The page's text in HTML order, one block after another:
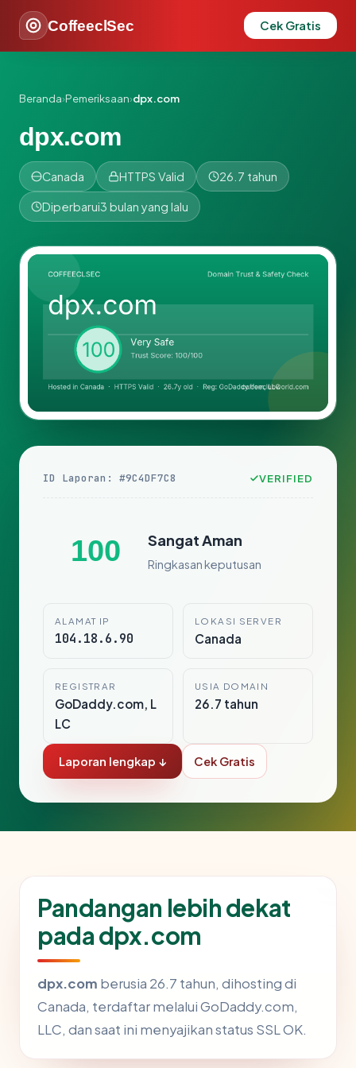
CoffeeclSec Cek Gratis
Beranda›Pemeriksaan›dpx.com
dpx.com
Canada HTTPS Valid 26.7 tahun
Diperbarui3 bulan yang lalu
ID Laporan: #9C4DF7C8 VERIFIED
100 Sangat Aman
Ringkasan keputusan
ALAMAT IP
104.18.6.90
LOKASI SERVER
Canada
REGISTRAR
GoDaddy.com, L
LC
USIA DOMAIN
26.7 tahun
Laporan lengkap ↓ Cek Gratis
Pandangan lebih dekat
pada dpx.com
dpx.com berusia 26.7 tahun, dihosting di
Canada, terdaftar melalui GoDaddy.com,
LLC, dan saat ini menyajikan status SSL OK.